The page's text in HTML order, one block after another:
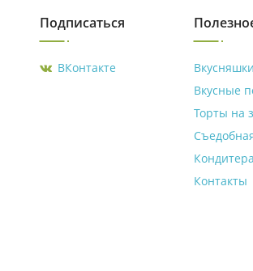
Подписаться
ВКонтакте
Вкусняшки
Вкусные
Торты на
Контакты